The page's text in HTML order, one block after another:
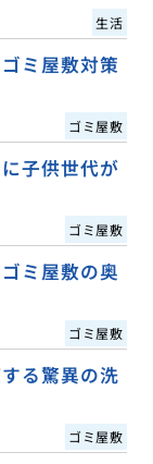
生活
ミ屋敷対策
ゴミ屋敷
子供世代が
ゴミ屋敷
ミ屋敷の奥
ゴミ屋敷
る驚異の洗
ゴミ屋敷